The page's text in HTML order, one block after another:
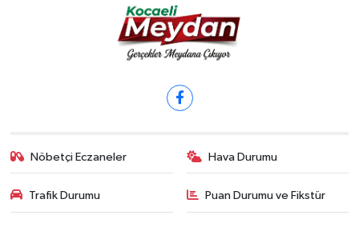
Nöbetçi Eczaneler Hava Durumu
Trafik Durumu Puan Durumu ve Fikstür